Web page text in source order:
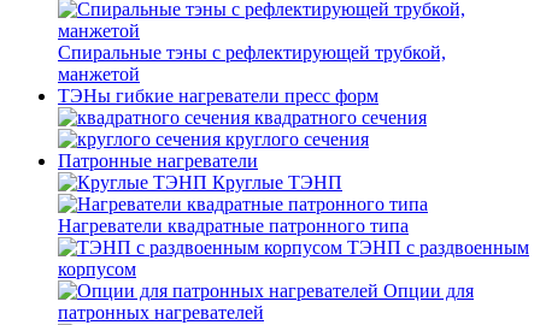
Спиральные тэны с рефлектирующей трубкой,
манжетой
ТЭНы гибкие нагреватели пресс форм
квадратного сечения
круглого сечения
Патронные нагреватели
Круглые ТЭНП
Нагреватели квадратные патронного типа
ТЭНП с раздвоенным
корпусом
Опции для
патронных нагревателей